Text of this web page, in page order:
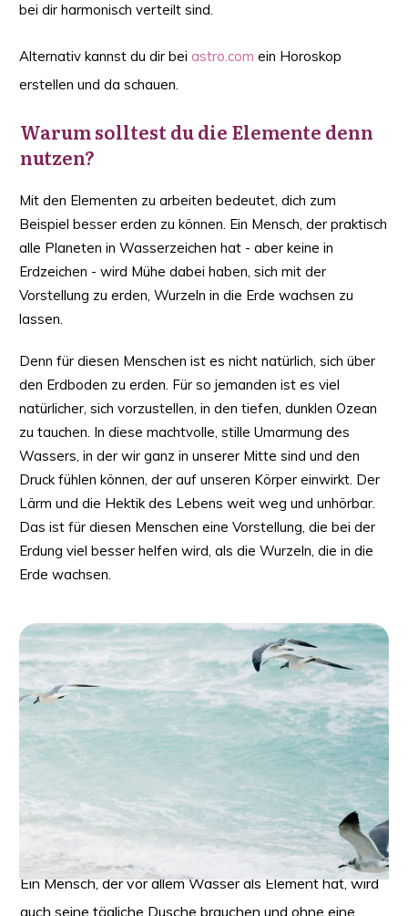
bei dir harmonisch verteilt sind.
Alternativ kannst du dir bei astro.com ein Horoskop
erstellen und da schauen.
Warum solltest du die Elemente denn
nutzen?
Mit den Elementen zu arbeiten bedeutet, dich zum
Beispiel besser erden zu können. Ein Mensch, der praktisch
alle Planeten in Wasserzeichen hat - aber keine in
Erdzeichen - wird Mühe dabei haben, sich mit der
Vorstellung zu erden, Wurzeln in die Erde wachsen zu
lassen.
Denn für diesen Menschen ist es nicht natürlich, sich über
den Erdboden zu erden. Für so jemanden ist es viel
natürlicher, sich vorzustellen, in den tiefen, dunklen Ozean
zu tauchen. In diese machtvolle, stille Umarmung des
Wassers, in der wir ganz in unserer Mitte sind und den
Druck fühlen können, der auf unseren Körper einwirkt. Der
Lärm und die Hektik des Lebens weit weg und unhörbar.
Das ist für diesen Menschen eine Vorstellung, die bei der
Erdung viel besser helfen wird, als die Wurzeln, die in die
Erde wachsen.
Jeder Mensch ist anders
Ein Mensch, der vor allem Wasser als Element hat, wird
auch seine tägliche Dusche brauchen und ohne eine